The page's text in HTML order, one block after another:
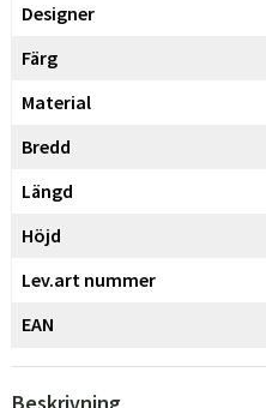
Designer
Färg
Material
Bredd
Längd
Höjd
Lev.art nummer
EAN